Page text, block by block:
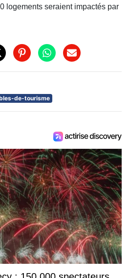
logements seraient impactés par
de-tourisme